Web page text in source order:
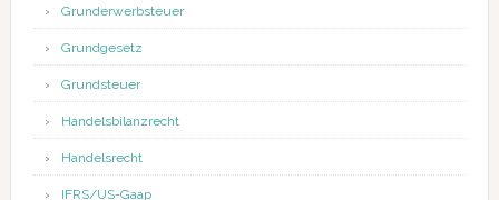
Grunderwerbsteuer
Grundgesetz
Grundsteuer
Handelsbilanzrecht
Handelsrecht
IFRS/US-Gaap